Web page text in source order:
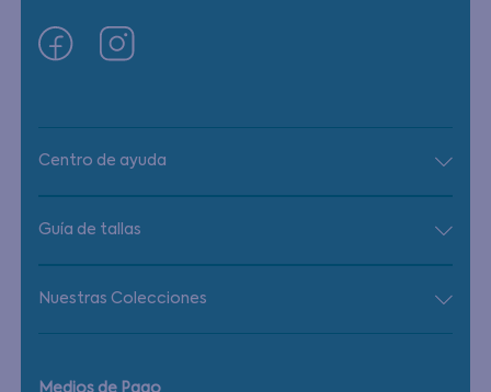
Centro de ayuda
Guía de tallas
Nuestras Colecciones
Medios de Pago